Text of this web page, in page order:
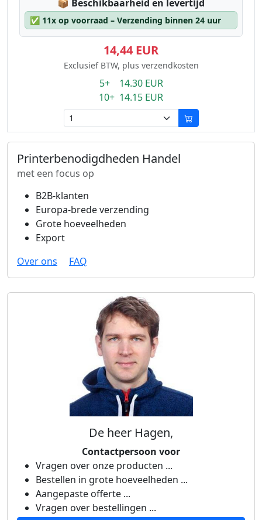
📦 Beschikbaarheid en levertijd
✅ 11x op voorraad – Verzending binnen 24 uur
14,44 EUR
Exclusief BTW, plus verzendkosten
5+ 14.30 EUR
10+ 14.15 EUR
Printerbenodigdheden Handel
met een focus op
B2B-klanten
Europa-brede verzending
Grote hoeveelheden
Export
Over ons
FAQ
De heer Hagen,
Contactpersoon voor
Vragen over onze producten ...
Bestellen in grote hoeveelheden ...
Aangepaste offerte ...
Vragen over bestellingen ...